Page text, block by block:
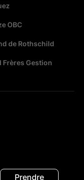
OBC
de Rothschild
Frères Gestion
Prendre